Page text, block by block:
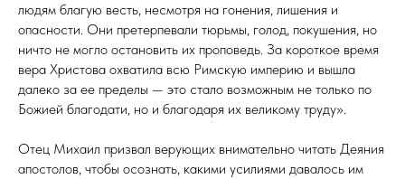
людям благую весть, несмотря на гонения, лишения и
опасности. Они претерпевали тюрьмы, голод, покушения, но
ничто не могло остановить их проповедь. За короткое время
вера Христова охватила всю Римскую империю и вышла
далеко за ее пределы — это стало возможным не только по
Божией благодати, но и благодаря их великому труду».
Отец Михаил призвал верующих внимательно читать Деяния
апостолов, чтобы осознать, какими усилиями давалось им